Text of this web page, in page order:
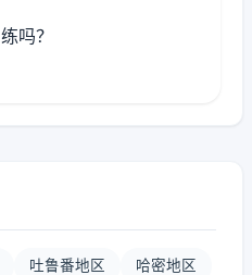
练吗？
吐鲁番地区 哈密地区